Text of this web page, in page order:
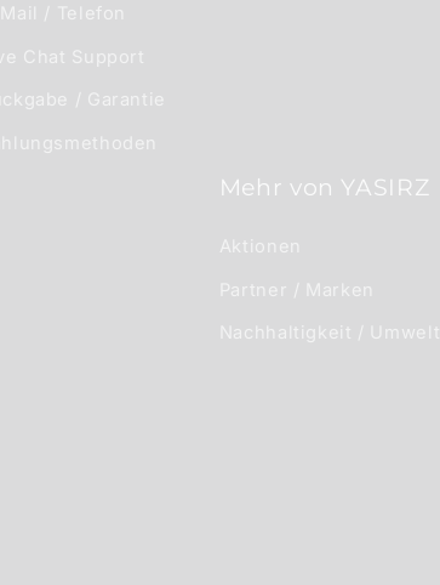
/ Telefon
Chat Support
/ Garantie
Mehr von YASIRZ
Aktionen
Partner / Marken
Nachhaltigkeit / Umwelt